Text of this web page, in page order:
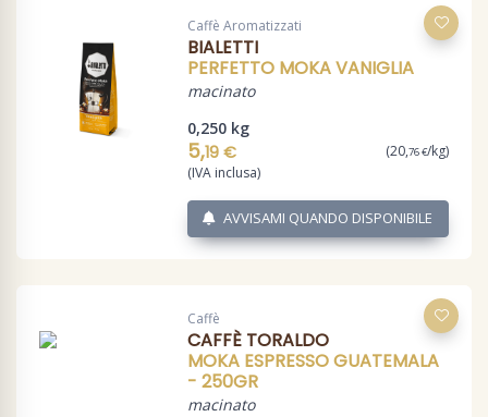
Caffè Aromatizzati
BIALETTI
PERFETTO MOKA VANIGLIA
macinato
0,250 kg
5,19 € (20,76 €/kg)
(IVA inclusa)
AVVISAMI QUANDO DISPONIBILE
Caffè
CAFFÈ TORALDO
MOKA ESPRESSO GUATEMALA
- 250GR
macinato